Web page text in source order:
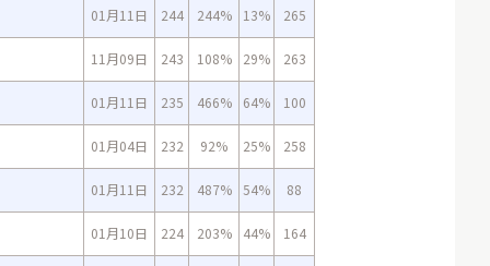
01月11日 244 244% 13% 265
11月09日 243 108% 29% 263
01月11日 235 466% 64% 100
01月04日 232 92% 25% 258
01月11日 232 487% 54% 88
01月10日 224 203% 44% 164